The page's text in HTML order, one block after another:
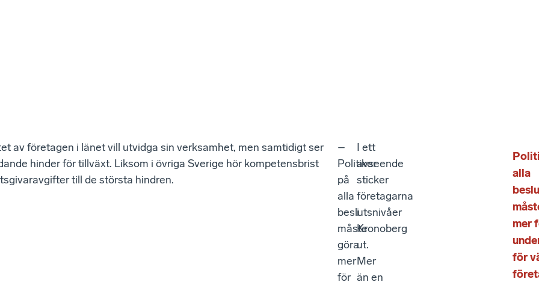
av företagen i länet vill utvidga sin verksamhet, men samtidigt ser
hinder för tillväxt. Liksom i övriga Sverige hör kompetensbrist
till de största hindren.
–
Politiker
på
alla
beslutsnivåer
måste
göra
mer
för
I ett
avseende
sticker
företagarna
i
Kronoberg
ut.
Mer
än en
alla
mer
för